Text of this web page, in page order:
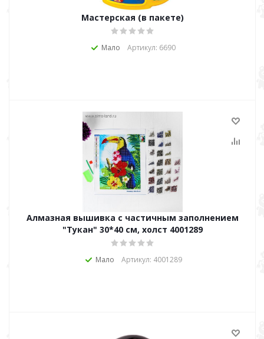
Мастерская (в пакете)
Мало Артикул: 6690
Алмазная вышивка с частичным заполнением
"Тукан" 30*40 см, холст 4001289
Мало Артикул: 4001289